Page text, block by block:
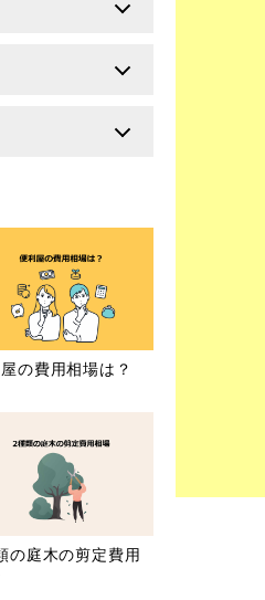
三重県
兵庫県
徳島県
福岡県
大分県
の費用相場は？
の庭木の剪定費用